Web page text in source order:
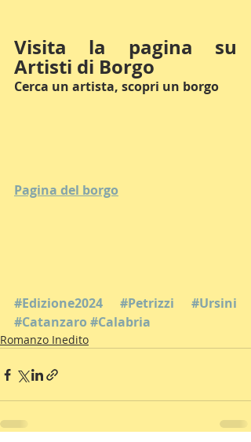
Visita la pagina su
Artisti di Borgo
Cerca un artista, scopri un borgo
Pagina del borgo
#Edizione2024 #Petrizzi
#Ursini
#Catanzaro #Calabria
Romanzo Inedito